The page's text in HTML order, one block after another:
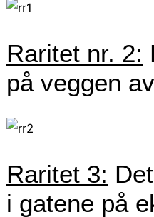
Raritet nr. 2:
på veggen
Raritet 3:
i gatene på